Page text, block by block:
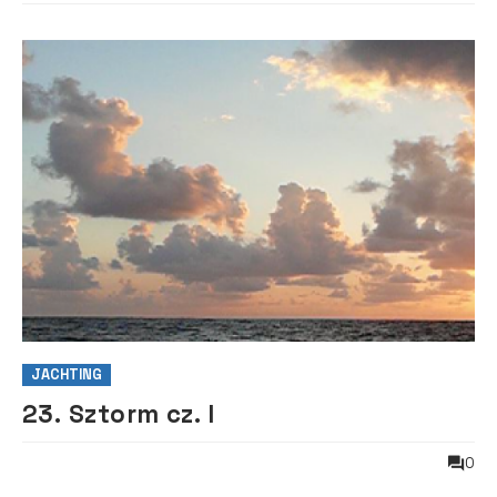
JACHTING
23. Sztorm cz. I
0